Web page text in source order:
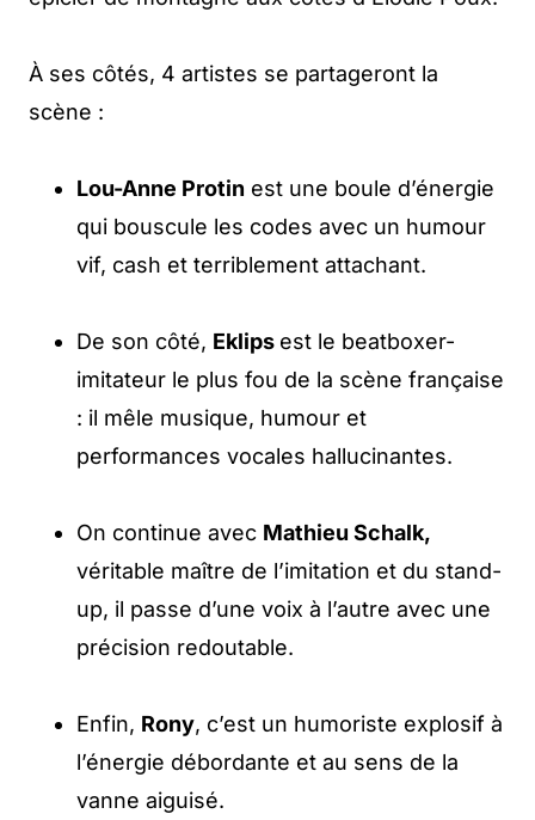
À ses côtés, 4 artistes se partageront la
scène :
Lou-Anne Protin est une boule d’énergie
qui bouscule les codes avec un humour
vif, cash et terriblement attachant.
De son côté, Eklips est le beatboxer-
imitateur le plus fou de la scène française
: il mêle musique, humour et
performances vocales hallucinantes.
On continue avec Mathieu Schalk,
véritable maître de l’imitation et du stand-
up, il passe d’une voix à l’autre avec une
précision redoutable.
Enfin, Rony, c’est un humoriste explosif à
l’énergie débordante et au sens de la
vanne aiguisé.